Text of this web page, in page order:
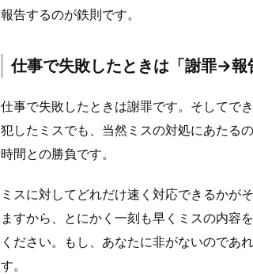
報告するのが鉄則です。
仕事で失敗したときは「謝罪→報
仕事で失敗したときは謝罪です。そしてで
犯したミスでも、当然ミスの対処にあたる
時間との勝負です。
ミスに対してどれだけ速く対応できるかが
ますから、とにかく一刻も早くミスの内容
ください。もし、あなたに非がないのであ
す。